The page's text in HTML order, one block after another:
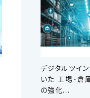
デジタルツイ
いた 工場･倉
の強化...